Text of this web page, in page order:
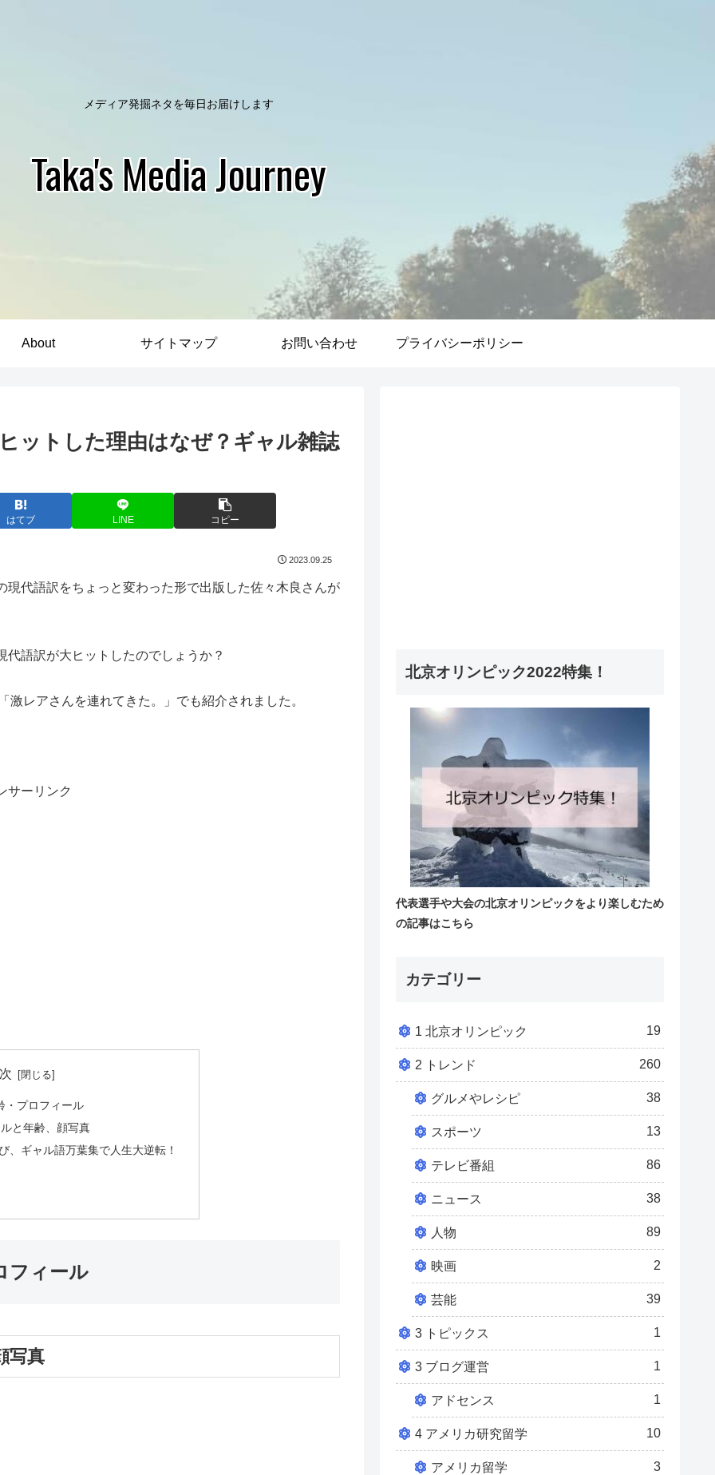
メディア発掘ネタを毎日お届けします
Taka's Media Journey
About サイトマップ お問い合わせ プライバシーポリシー
ットした理由はなぜ？ギャル雑誌
はてブ LINE コピー
2023.09.25
代語訳をちょっと変わった形で出版した佐々木良さんが
代語訳が大ヒットしたのでしょうか？
レアさんを連れてきた。」でも紹介されました。
サーリンク
・プロフィール
と年齢、顔写真
、ギャル語万葉集で人生大逆転！
フィール
写真
北京オリンピック2022特集！
代表選手や大会の北京オリンピックをより楽しむため
の記事はこちら
カテゴリー
1 北京オリンピック 19
2 トレンド 260
グルメやレシピ 38
スポーツ 13
テレビ番組 86
ニュース 38
人物 89
映画 2
芸能 39
3 トピックス 1
3 ブログ運営 1
アドセンス 1
4 アメリカ研究留学 10
アメリカ留学 3